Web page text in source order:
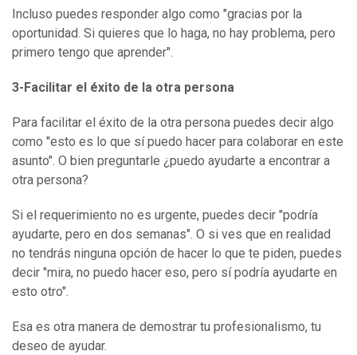
Incluso puedes responder algo como "gracias por la
oportunidad. Si quieres que lo haga, no hay problema, pero
primero tengo que aprender".
3- Facilitar el éxito de la otra persona
Para facilitar el éxito de la otra persona puedes decir algo
como "esto es lo que sí puedo hacer para colaborar en este
asunto". O bien preguntarle ¿puedo ayudarte a encontrar a
otra persona?
Si el requerimiento no es urgente, puedes decir "podría
ayudarte, pero en dos semanas". O si ves que en realidad
no tendrás ninguna opción de hacer lo que te piden, puedes
decir "mira, no puedo hacer eso, pero sí podría ayudarte en
esto otro".
Esa es otra manera de demostrar tu profesionalismo, tu
deseo de ayudar.